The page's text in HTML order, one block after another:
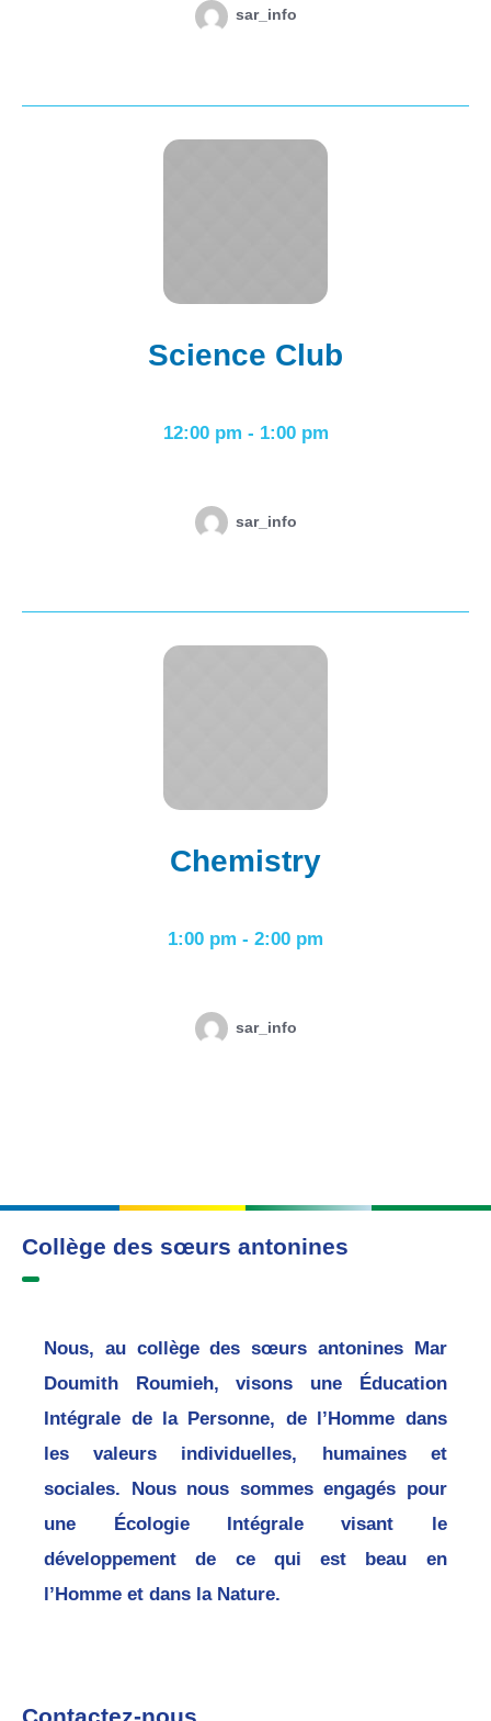
sar_info
Science Club
12:00 pm - 1:00 pm
sar_info
Chemistry
1:00 pm - 2:00 pm
sar_info
Collège des sœurs antonines
Nous, au collège des sœurs antonines Mar
Doumith Roumieh, visons une Éducation
Intégrale de la Personne, de l’Homme dans
les valeurs individuelles, humaines et
sociales. Nous nous sommes engagés pour
une Écologie Intégrale visant le
développement de ce qui est beau en
l’Homme et dans la Nature.